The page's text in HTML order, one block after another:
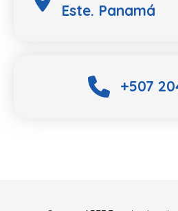
Este. Panamá
+507